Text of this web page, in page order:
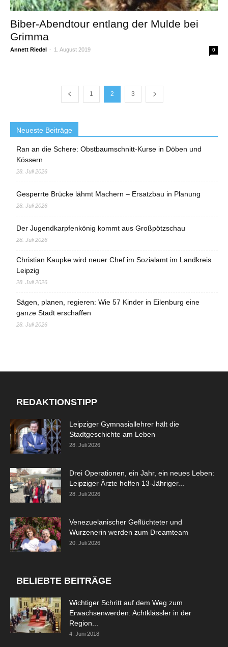
Biber-Abendtour entlang der Mulde bei
Grimma
Annett Riedel - 1. August 2019 0
1 2 3
Neueste Beiträge
Ran an die Schere: Obstbaumschnitt-Kurse in Döben und
Kössern
28. Juli 2026
Gesperrte Brücke lähmt Machern – Ersatzbau in Planung
28. Juli 2026
Der Jugendkarpfenkönig kommt aus Großpötzschau
28. Juli 2026
Christian Kaupke wird neuer Chef im Sozialamt im Landkreis
Leipzig
28. Juli 2026
Sägen, planen, regieren: Wie 57 Kinder in Eilenburg eine
ganze Stadt erschaffen
28. Juli 2026
REDAKTIONSTIPP
Leipziger Gymnasiallehrer hält die
Stadtgeschichte am Leben
28. Juli 2026
Drei Operationen, ein Jahr, ein neues Leben:
Leipziger Ärzte helfen 13-Jähriger...
28. Juli 2026
Venezuelanischer Geflüchteter und
Wurzenerin werden zum Dreamteam
20. Juli 2026
BELIEBTE BEITRÄGE
Wichtiger Schritt auf dem Weg zum
Erwachsenwerden: Achtklässler in der
Region...
4. Juni 2018